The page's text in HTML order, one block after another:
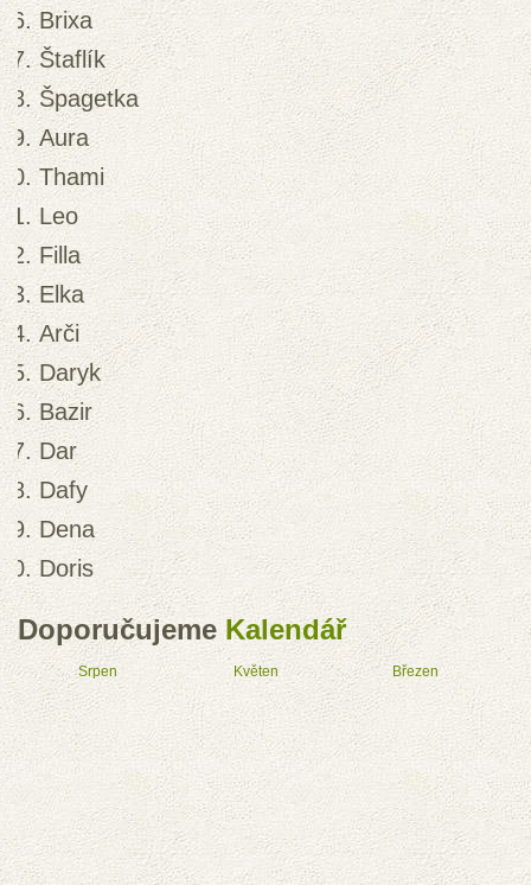
Brixa
Štaflík
Špagetka
Aura
Thami
Leo
Filla
Elka
Arči
Daryk
Bazir
Dar
Dafy
Dena
Doris
Doporučujeme Kalendář
Srpen Květen Březen